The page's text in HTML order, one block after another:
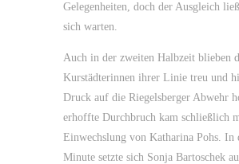
Gelegenheiten, doch der Ausgleich
sich warten.
Auch in der zweiten Halbzeit blieben
Kurstädterinnen ihrer Linie treu und
Druck auf die Riegelsberger Abwehr
erhoffte Durchbruch kam schließlich
Einwechslung von Katharina Pohs. In
Minute setzte sich Sonja Bartoschek